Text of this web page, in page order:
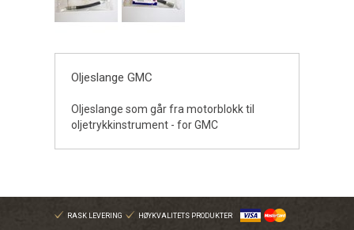
Oljeslange GMC
Oljeslange som går fra motorblokk til
oljetrykkinstrument - for GMC
RASK LEVERING HØYKVALITETS PRODUKTER